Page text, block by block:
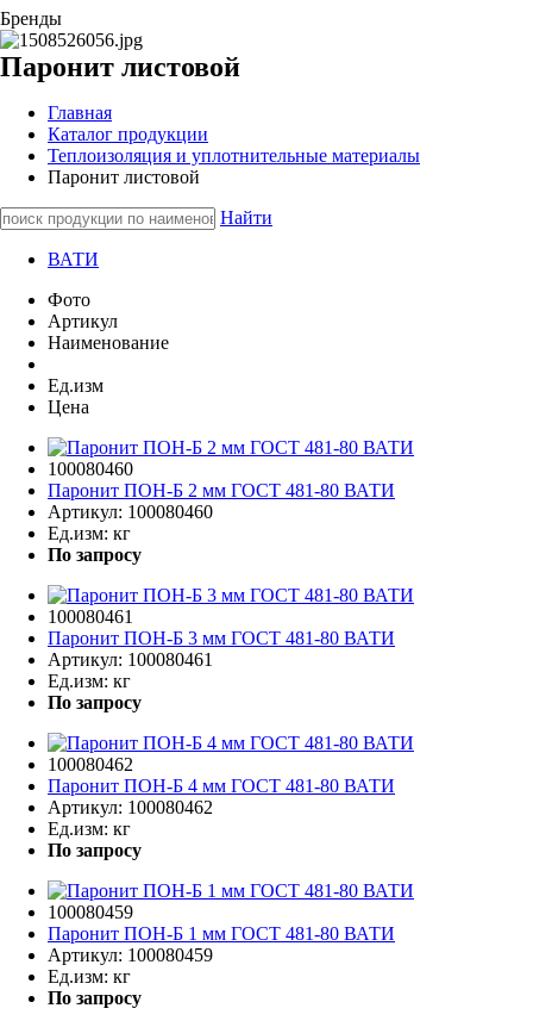
Бренды
Паронит листовой
Главная
Каталог продукции
Теплоизоляция и уплотнительные материалы
Паронит листовой
Найти
ВАТИ
Фото
Артикул
Наименование
Ед.изм
Цена
100080460
Паронит ПОН-Б 2 мм ГОСТ 481-80 ВАТИ
Артикул: 100080460
Ед.изм: кг
По запросу
100080461
Паронит ПОН-Б 3 мм ГОСТ 481-80 ВАТИ
Артикул: 100080461
Ед.изм: кг
По запросу
100080462
Паронит ПОН-Б 4 мм ГОСТ 481-80 ВАТИ
Артикул: 100080462
Ед.изм: кг
По запросу
100080459
Паронит ПОН-Б 1 мм ГОСТ 481-80 ВАТИ
Артикул: 100080459
Ед.изм: кг
По запросу